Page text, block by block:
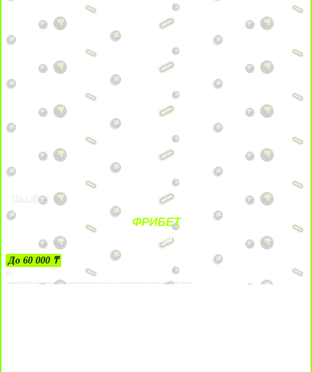
На сайт
ФРИБЕТ
ЗА ДЕПОЗИТЫ
До 60 000 ₸
21+
Лицензии №24514359, выданной комитетом индустрии туризма Министерства культуры и спорта Республики Казахстан срок до 27 сентября 2034 года.